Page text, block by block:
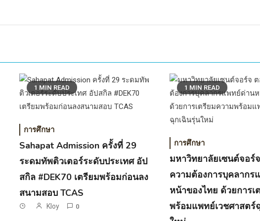
1 MIN READ
การศึกษา
Sahapat Admission ครั้งที่ 29
ระดมทัพติวเตอร์ระดับประเทศ อัป
สกิล #DEK70 เตรียมพร้อมก่อนลง
สนามสอบ TCAS
Kloy 0
1 MIN READ
การศึกษา
มหาวิทยาลัยเซนต์จอร์
ความต้องการบุคลากร
หน้าของไทย ด้วยการเ
พร้อมแพทย์เวชศาสตร์